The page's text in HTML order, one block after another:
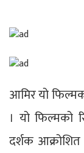
आमिर यो
। यो फिल्मको
दर्शक